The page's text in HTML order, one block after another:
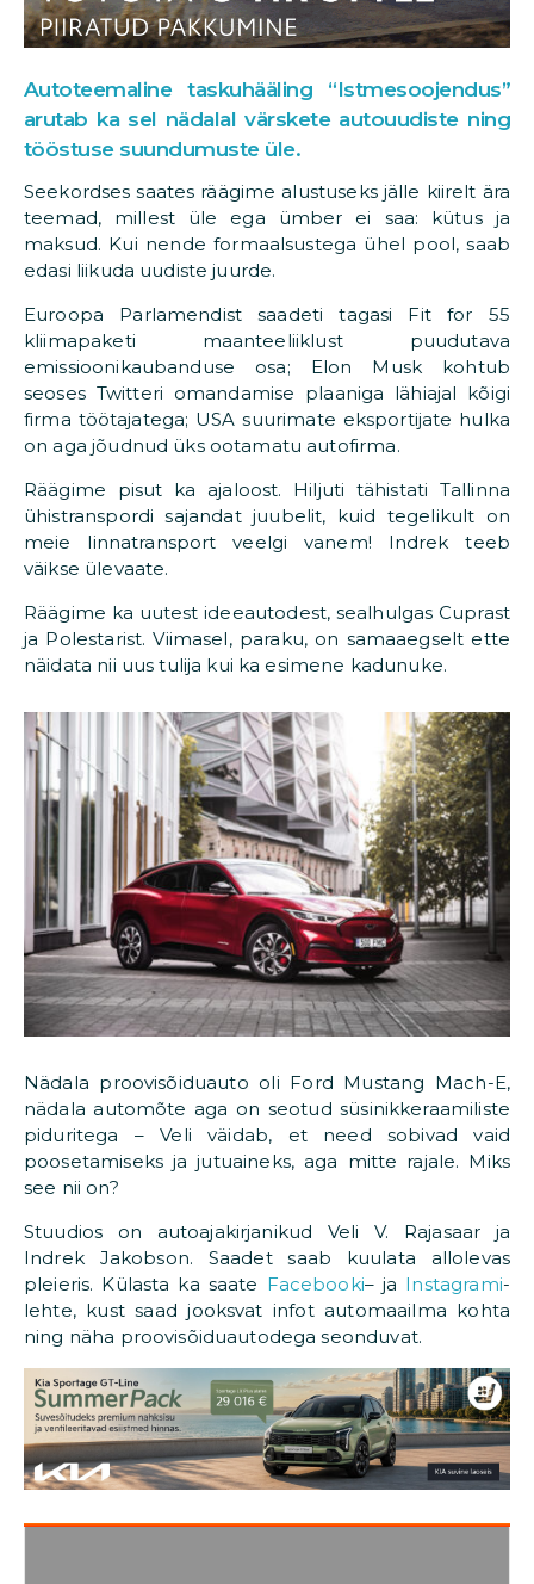
Autoteemaline taskuhääling “Istmesoojendus”
arutab ka sel nädalal värskete autouudiste ning
tööstuse suundumuste üle.
Seekordses saates räägime alustuseks jälle kiirelt ära
teemad, millest üle ega ümber ei saa: kütus ja
maksud. Kui nende formaalsustega ühel pool, saab
edasi liikuda uudiste juurde.
Euroopa Parlamendist saadeti tagasi Fit for 55
kliimapaketi maanteeliiklust puudutava
emissioonikaubanduse osa; Elon Musk kohtub
seoses Twitteri omandamise plaaniga lähiajal kõigi
firma töötajatega; USA suurimate eksportijate hulka
on aga jõudnud üks ootamatu autofirma.
Räägime pisut ka ajaloost. Hiljuti tähistati Tallinna
ühistranspordi sajandat juubelit, kuid tegelikult on
meie linnatransport veelgi vanem! Indrek teeb
väikse ülevaate.
Räägime ka uutest ideeautodest, sealhulgas Cuprast
ja Polestarist. Viimasel, paraku, on samaaegselt ette
näidata nii uus tulija kui ka esimene kadunuke.
Nädala proovisõiduauto oli Ford Mustang Mach-E,
nädala automõte aga on seotud süsinikkeraamiliste
piduritega – Veli väidab, et need sobivad vaid
poosetamiseks ja jutuaineks, aga mitte rajale. Miks
see nii on?
Stuudios on autoajakirjanikud Veli V. Rajasaar ja
Indrek Jakobson. Saadet saab kuulata allolevas
pleieris. Külasta ka saate Facebooki– ja Instagrami-
lehte, kust saad jooksvat infot automaailma kohta
ning näha proovisõiduautodega seonduvat.